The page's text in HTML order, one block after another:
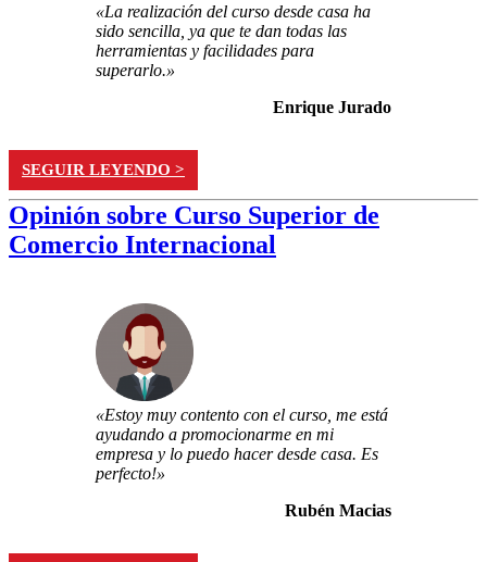
«La realización del curso desde casa ha
sido sencilla, ya que te dan todas las
herramientas y facilidades para
superarlo.»
Enrique Jurado
SEGUIR LEYENDO >
Opinión sobre Curso Superior de
Comercio Internacional
«Estoy muy contento con el curso, me está
ayudando a promocionarme en mi
empresa y lo puedo hacer desde casa. Es
perfecto!»
Rubén Macias